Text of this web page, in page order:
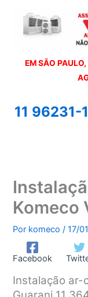
EM SÃO
A
11 96231-
Komeco
Por komeco/17/
Facebook
Instalação ar-